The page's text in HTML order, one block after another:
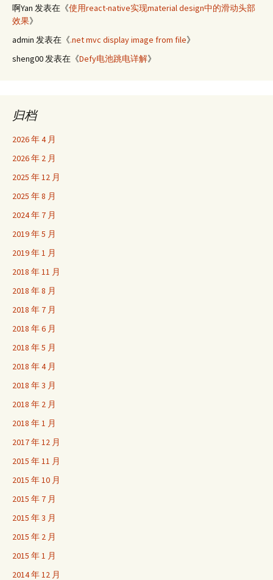
啊Yan 发表在《使用react-native实现material design中的滑动头部
效果》
admin 发表在《.net mvc display image from file》
sheng00发表在《Defy电池跳电详解》
归档
2026 年 4 月
2026 年 2 月
2025 年 12 月
2025 年 8 月
2024 年 7 月
2019 年 5 月
2019 年 1 月
2018 年 11 月
2018 年 8 月
2018 年 7 月
2018 年 6 月
2018 年 5 月
2018 年 4 月
2018 年 3 月
2018 年 2 月
2018 年 1 月
2017 年 12 月
2015 年 11 月
2015 年 10 月
2015 年 7 月
2015 年 3 月
2015 年 2 月
2015 年 1 月
2014 年 12 月